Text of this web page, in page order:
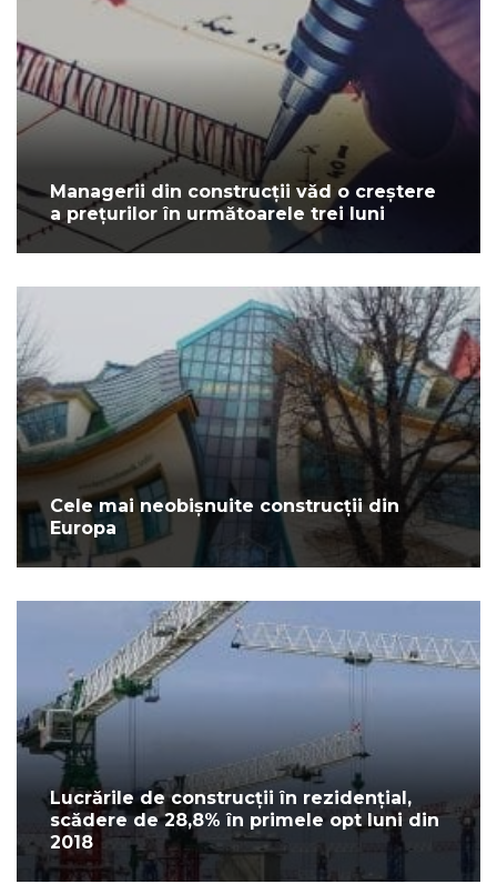
Managerii din construcții văd o creștere
a prețurilor în următoarele trei luni
Cele mai neobișnuite construcții din
Europa
Lucrările de construcții în rezidențial,
scădere de 28,8% în primele opt luni din
2018